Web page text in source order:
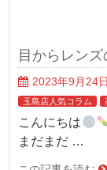
目からレン
2023年9月24日
玉島店人気コラム
こんにちは
まだまだ …